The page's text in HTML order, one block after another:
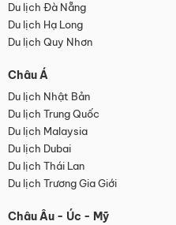
Du lịch Đà Nẵng
Du lịch Hạ Long
Du lịch Quy Nhơn
Châu Á
Du lịch Nhật Bản
Du lịch Trung Quốc
Du lịch Malaysia
Du lịch Dubai
Du lịch Thái Lan
Du lịch Trương Gia Giới
Châu Âu - Úc - Mỹ